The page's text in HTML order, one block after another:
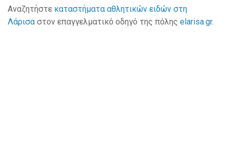
Αναζητήστε καταστήματα αθλητικών ειδών στη
Λάρισα στον επαγγελματικό οδηγό της πόλης elarisa.gr.